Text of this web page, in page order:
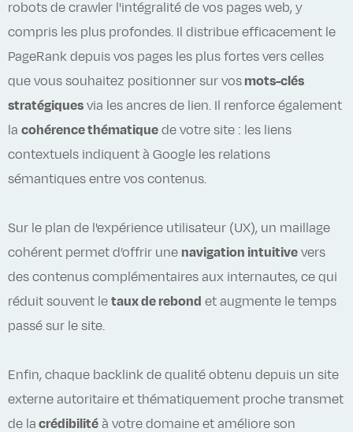
robots de crawler l'intégralité de vos pages web, y
compris les plus profondes. Il distribue efficacement le
PageRank depuis vos pages les plus fortes vers celles
que vous souhaitez positionner sur vos mots-clés
stratégiques via les ancres de lien. Il renforce également
la cohérence thématique de votre site : les liens
contextuels indiquent à Google les relations
sémantiques entre vos contenus.
Sur le plan de l'expérience utilisateur (UX), un maillage
cohérent permet d’offrir une navigation intuitive vers
des contenus complémentaires aux internautes, ce qui
réduit souvent le taux de rebond et augmente le temps
passé sur le site.
Enfin, chaque backlink de qualité obtenu depuis un site
externe autoritaire et thématiquement proche transmet
de la crédibilité à votre domaine et améliore son